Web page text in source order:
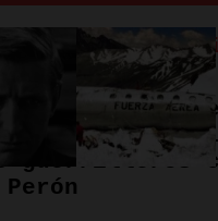
Redazione
mató al
Reato
guerrilleros